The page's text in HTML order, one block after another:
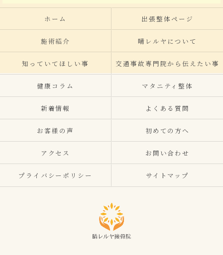
ホーム 出張整体ページ
施術紹介 晴レルヤについて
知っていてほしい事 交通事故専門院から伝えたい事
健康コラム マタニティ整体
新着情報 よくある質問
お客様の声 初めての方へ
アクセス お問い合わせ
プライバシーポリシー サイトマップ